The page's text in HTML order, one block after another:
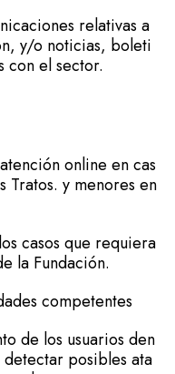
relativas a
y/o noticias, boleti
con el sector.
online en cas
Tratos. y menores en
casos que requiera
la Fundación.
competentes
de los usuarios den
posibles ata